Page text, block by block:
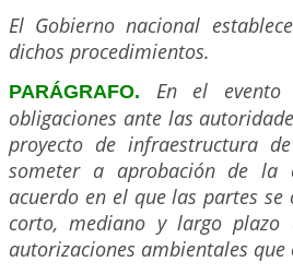
El Gobierno nacional
dichos procedimientos.
PARÁGRAFO.
En el
obligaciones ante las
proyecto de infraestructura
someter a aprobación de la
acuerdo en el que las partes
corto, mediano y largo plazo
autorizaciones ambientales